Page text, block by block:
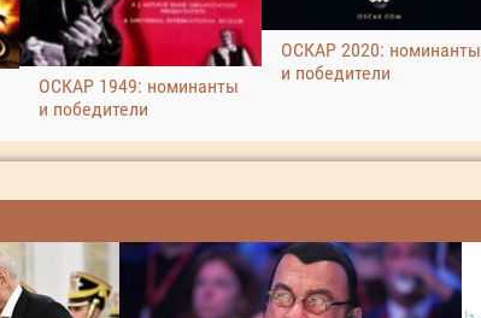
ОСКАР 1949: номинанты
и победители
ОСКАР 2020: номинанты
и победители